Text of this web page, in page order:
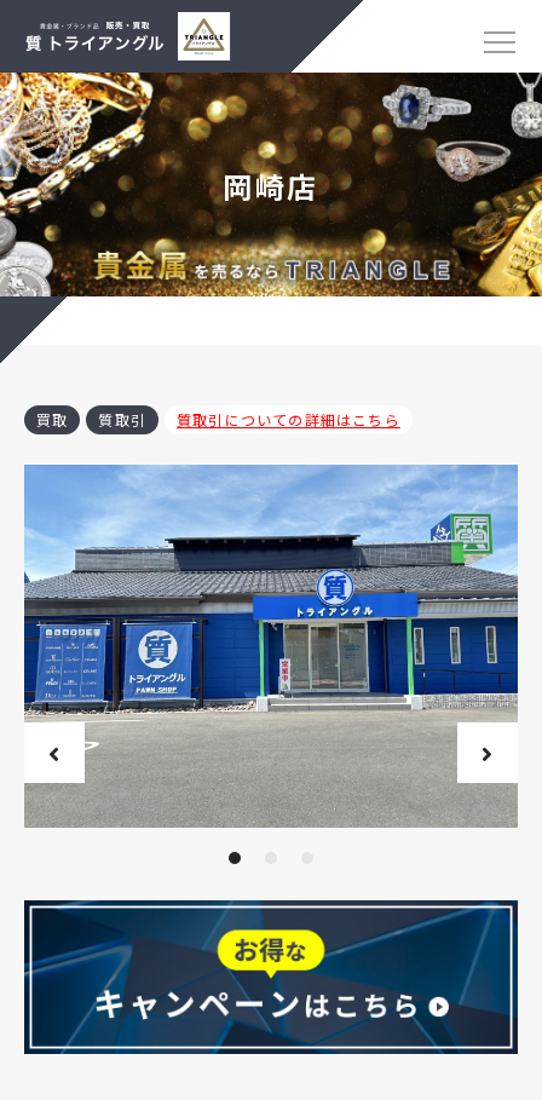
岡崎店
買取 質取引 質取引についての詳細はこちら